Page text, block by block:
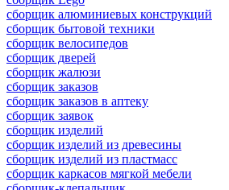
сборщик алюминиевых конструкций
сборщик бытовой техники
сборщик велосипедов
сборщик дверей
сборщик жалюзи
сборщик заказов
сборщик заказов в аптеку
сборщик заявок
сборщик изделий
сборщик изделий из древесины
сборщик изделий из пластмасс
сборщик каркасов мягкой мебели